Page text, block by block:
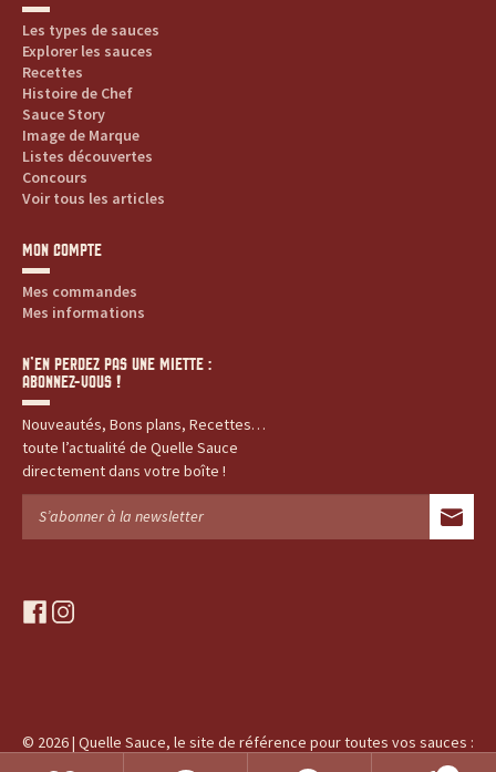
Les types de sauces
Explorer les sauces
Recettes
Histoire de Chef
Sauce Story
Image de Marque
Listes découvertes
Concours
Voir tous les articles
MON COMPTE
Mes commandes
Mes informations
N’EN PERDEZ PAS UNE MIETTE :
ABONNEZ-VOUS !
Nouveautés, Bons plans, Recettes…
toute l’actualité de Quelle Sauce
directement dans votre boîte !
f
o
r
© 2026 | Quelle Sauce, le site de référence pour toutes vos sauces :
produits, recettes, histoires...